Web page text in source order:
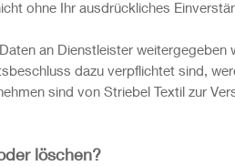
ohne Ihr ausdrückliches
an Dienstleister
dazu verpflichtet sind,
sind von Striebel Textil zur
löschen?